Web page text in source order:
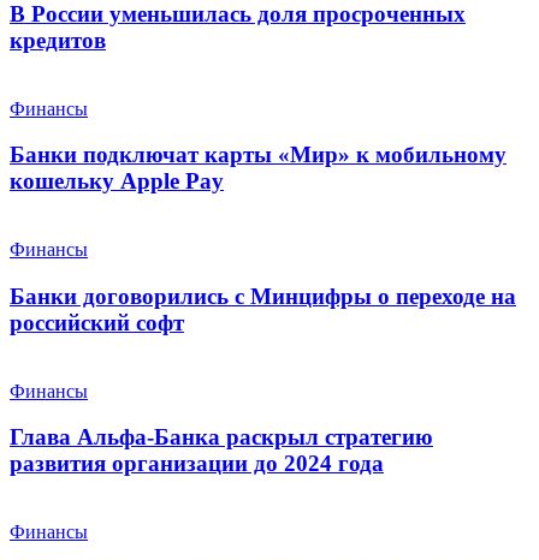
В России уменьшилась доля просроченных
кредитов
Финансы
Банки подключат карты «Мир» к мобильному
кошельку Apple Pay
Финансы
Банки договорились с Минцифры о переходе на
российский софт
Финансы
Глава Альфа-Банка раскрыл стратегию
развития организации до 2024 года
Финансы